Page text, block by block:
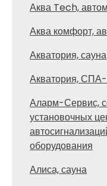
Аква Tech,
Аква комфорт,
Акватория, сауна
Акватория,
Аларм-Сервис,
установочных
оборудования
Алиса, сауна